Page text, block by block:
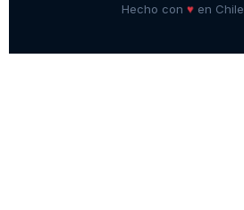
Hecho con ♥en Chile